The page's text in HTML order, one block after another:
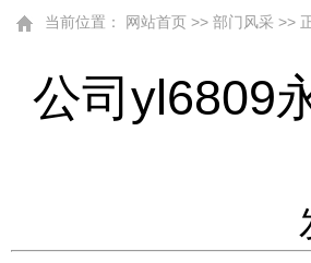
当前位置： 网站首页 >> 部门风采 >>
公司yl6809